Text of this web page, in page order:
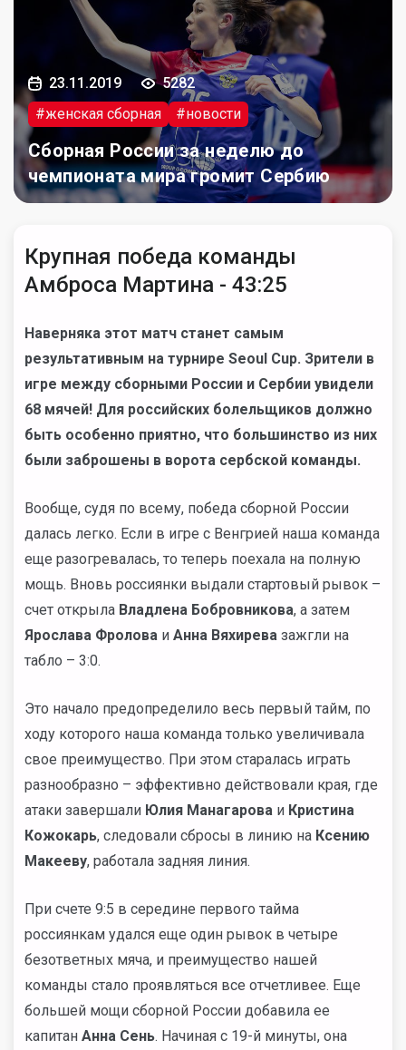
23.11.2019
5282
#женская сборная
#новости
Сборная России за неделю до
чемпионата мира громит Сербию
Крупная победа команды
Амброса Мартина - 43:25
Наверняка этот матч станет самым
результативным на турнире Seoul Cup. Зрители в
игре между сборными России и Сербии увидели
68 мячей! Для российских болельщиков должно
быть особенно приятно, что большинство из них
были заброшены в ворота сербской команды.
Вообще, судя по всему, победа сборной России
далась легко. Если в игре с Венгрией наша команда
еще разогревалась, то теперь поехала на полную
мощь. Вновь россиянки выдали стартовый рывок –
счет открыла Владлена Бобровникова, а затем
Ярослава Фролова и Анна Вяхирева зажгли на
табло – 3:0.
Это начало предопределило весь первый тайм, по
ходу которого наша команда только увеличивала
свое преимущество. При этом старалась играть
разнообразно – эффективно действовали края, где
атаки завершали Юлия Манагарова и Кристина
Кожокарь, следовали сбросы в линию на Ксению
Макееву, работала задняя линия.
При счете 9:5 в середине первого тайма
россиянкам удался еще один рывок в четыре
безответных мяча, и преимущество нашей
команды стало проявляться все отчетливее. Еще
большей мощи сборной России добавила ее
капитан Анна Сень. Начиная с 19-й минуты, она